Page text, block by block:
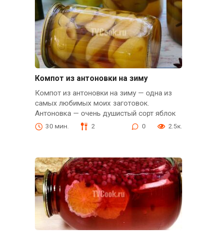
Компот из антоновки на зиму
Компот из антоновки на зиму — одна из
самых любимых моих заготовок.
Антоновка — очень душистый сорт яблок
30 мин. 2 0 2.5к.